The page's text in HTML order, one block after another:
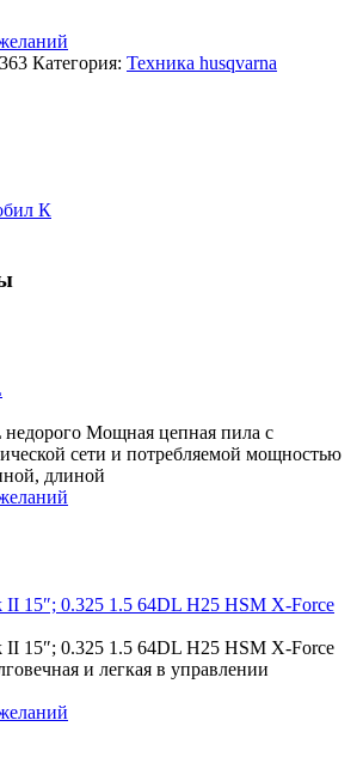
Категория: Техника husqvarna
К
недорого Мощная цепная пила с
сети и потребляемой мощностью
длиной
II 15″; 0.325 1.5 64DL H25 HSM X-Force
II 15″; 0.325 1.5 64DL H25 HSM X-Force
и легкая в управлении